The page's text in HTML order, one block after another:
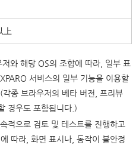
上
와 해당 OS의 조합에 따라, 일부 표
서비스의 일부 기능을 이용할
종 브라우저의 베타 버전, 프리뷰
경우도 포함됩니다.)
적으로 검토 및 테스트를 진행하고
따라, 화면 표시나, 동작이 불안정